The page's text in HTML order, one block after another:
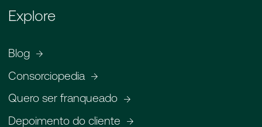
Explore
Blog
Consorciopedia
Quero ser franqueado
Depoimento do cliente